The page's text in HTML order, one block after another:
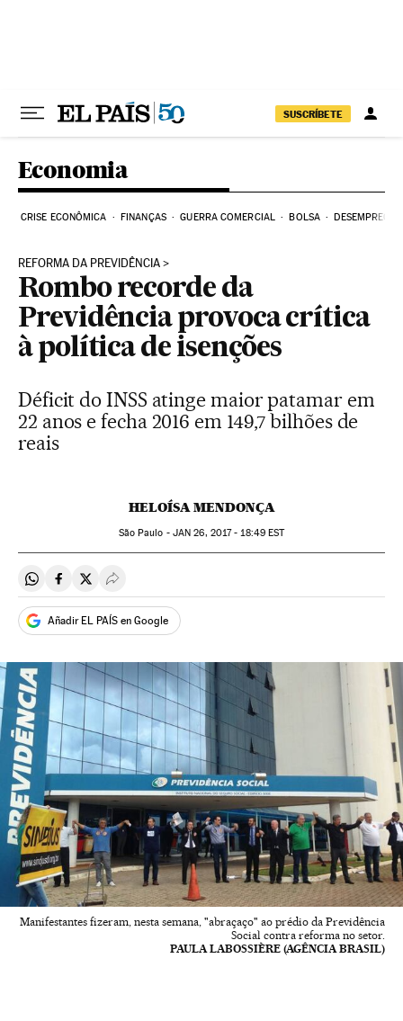
SUSCRÍBETE
Economia
CRISE ECONÔMICA FINANÇAS GUERRA COMERCIAL BOLSA DESEMPREGO
REFORMA DA PREVIDÊNCIA
Rombo recorde da
Previdência provoca crítica
à política de isenções
Déficit do INSS atinge maior patamar em
22 anos e fecha 2016 em 149,7 bilhões de
reais
HELOÍSA MENDONÇA
São Paulo - JAN 26, 2017 - 18:49EST
Compartir en Whatsapp
Compartir en Facebook
Compartir en Twitter
Desplegar Redes Sociales
Añadir EL PAÍS en Google
Manifestantes fizeram, nesta semana, "abraçaço" ao prédio da Previdência
Social contra reforma no setor.
PAULA LABOSSIÈRE (AGÊNCIA BRASIL)